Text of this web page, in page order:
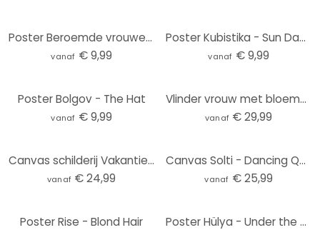
Poster Beroemde vrouwen in de kunst - Tohmé
vanaf € 9,99
Poster Kubistika - Sun Dance
vanaf € 9,99
Poster Bolgov - The Hat
vanaf € 9,99
Vlinder vrouw met bloemenkrans Fotobehang - Hülya - Rond - zelfklevend/niet-geweven
vanaf € 29,99
Canvas schilderij Vakantie op het balkon - Tomljanovic
vanaf € 24,99
Canvas Solti - Dancing Queen
vanaf € 25,99
Poster Rise - Blond Hair Poster Hülya - Under the stars